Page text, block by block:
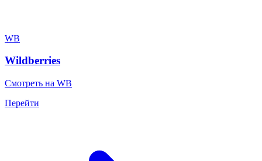
WB
Wildberries
Смотреть на WB
Перейти